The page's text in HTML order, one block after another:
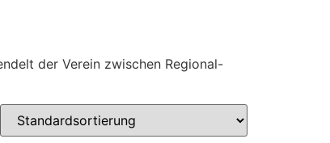
der Verein zwischen Regional-